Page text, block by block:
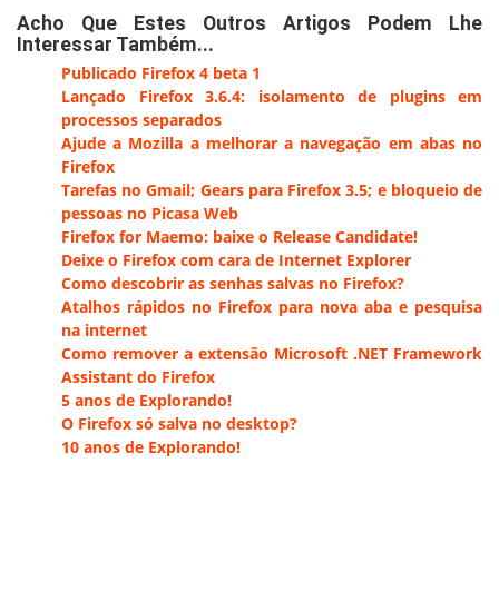
Acho Que Estes Outros Artigos Podem Lhe
Interessar Também...
Publicado Firefox 4 beta 1
Lançado Firefox 3.6.4: isolamento de plugins em
processos separados
Ajude a Mozilla a melhorar a navegação em abas no
Firefox
Tarefas no Gmail; Gears para Firefox 3.5; e bloqueio de
pessoas no Picasa Web
Firefox for Maemo: baixe o Release Candidate!
Deixe o Firefox com cara de Internet Explorer
Como descobrir as senhas salvas no Firefox?
Atalhos rápidos no Firefox para nova aba e pesquisa
na internet
Como remover a extensão Microsoft .NET Framework
Assistant do Firefox
5 anos de Explorando!
O Firefox só salva no desktop?
10 anos de Explorando!